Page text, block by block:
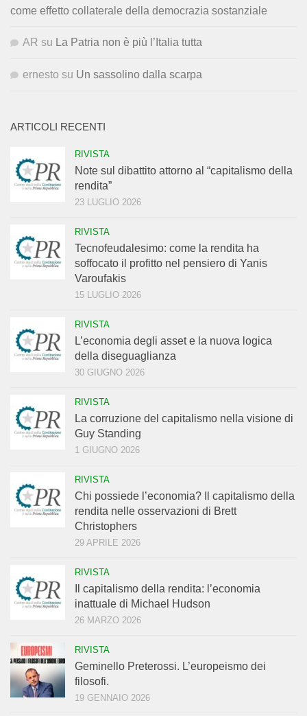
come effetto collaterale della democrazia sostanziale
AR su La Patria non è più l’Italia tutta
ernesto su Un sassolino dalla scarpa
ARTICOLI RECENTI
RIVISTA
Note sul dibattito attorno al “capitalismo della
rendita”
23 LUGLIO 2026
RIVISTA
Tecnofeudalesimo: come la rendita ha
soffocato il profitto nel pensiero di Yanis
Varoufakis
15 LUGLIO 2026
RIVISTA
L’economia degli asset e la nuova logica
della diseguaglianza
30 GIUGNO 2026
RIVISTA
La corruzione del capitalismo nella visione di
Guy Standing
1 GIUGNO 2026
RIVISTA
Chi possiede l’economia? Il capitalismo della
rendita nelle osservazioni di Brett
Christophers
29 APRILE 2026
RIVISTA
Il capitalismo della rendita: l’economia
inattuale di Michael Hudson
26 MARZO 2026
RIVISTA
Geminello Preterossi. L’europeismo dei
filosofi.
19 GENNAIO 2026